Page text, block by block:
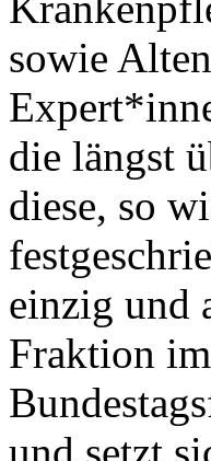
sowie
die längst
diese, so
einzig und
Fraktion
und setzt